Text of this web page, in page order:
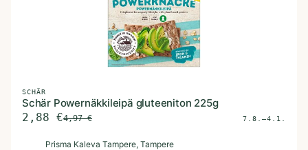
SCHÄR
Schär Powernäkkileipä gluteeniton 225g
2,88 €4,97€ 7.8.–4.1.
Prisma Kaleva Tampere, Tampere